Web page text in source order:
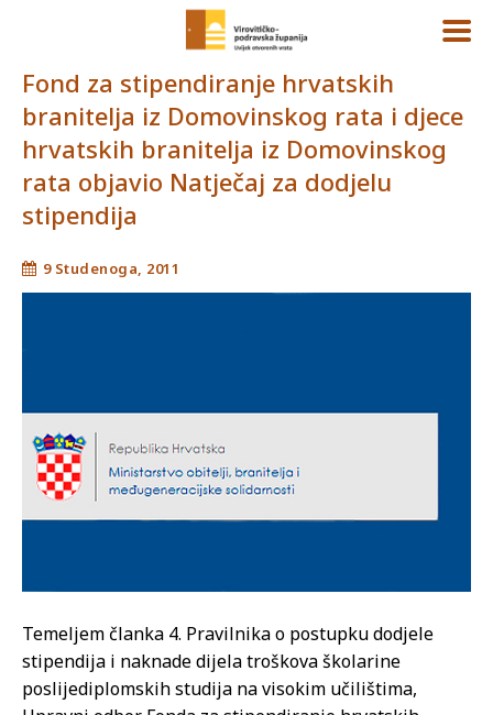
Fond za stipendiranje hrvatskih
branitelja iz Domovinskog rata i djece
hrvatskih branitelja iz Domovinskog
rata objavio Natječaj za dodjelu
stipendija
9 Studenoga, 2011
Temeljem članka 4. Pravilnika o postupku dodjele
stipendija i naknade dijela troškova školarine
poslijediplomskih studija na visokim učilištima,